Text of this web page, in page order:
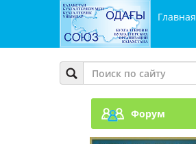
Главная
Форум